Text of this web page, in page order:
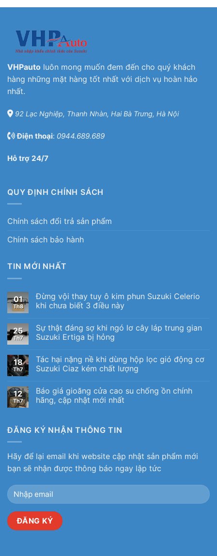
VHPauto luôn mong muốn đem đến cho quý khách
hàng những mặt hàng tốt nhất với dịch vụ hoàn hảo
nhất.
92 Lạc Nghiệp, Thanh Nhàn, Hai Bà Trưng, Hà Nội
Điện thoại: 0944.689.689
Hỗ trợ 24/7
QUY ĐỊNH CHÍNH SÁCH
Chính sách đổi trả sản phẩm
Chính sách bảo hành
TIN MỚI NHẤT
01
Th8
Đừng vội thay tuy ô kim phun Suzuki Celerio
khi chưa biết 3 điều này
25
Th7
Sự thật đáng sợ khi ngó lơ cây láp trung gian
Suzuki Ertiga bị hỏng
18
Th7
Tác hại nặng nề khi dùng hộp lọc gió động cơ
Suzuki Ciaz kém chất lượng
12
Th7
Báo giá gioăng cửa cao su chống ồn chính
hãng, cập nhật mới nhất
ĐĂNG KÝ NHẬN THÔNG TIN
Hãy để lại email khi website cập nhật sản phẩm mới
bạn sẽ nhận được thông báo ngay lập tức